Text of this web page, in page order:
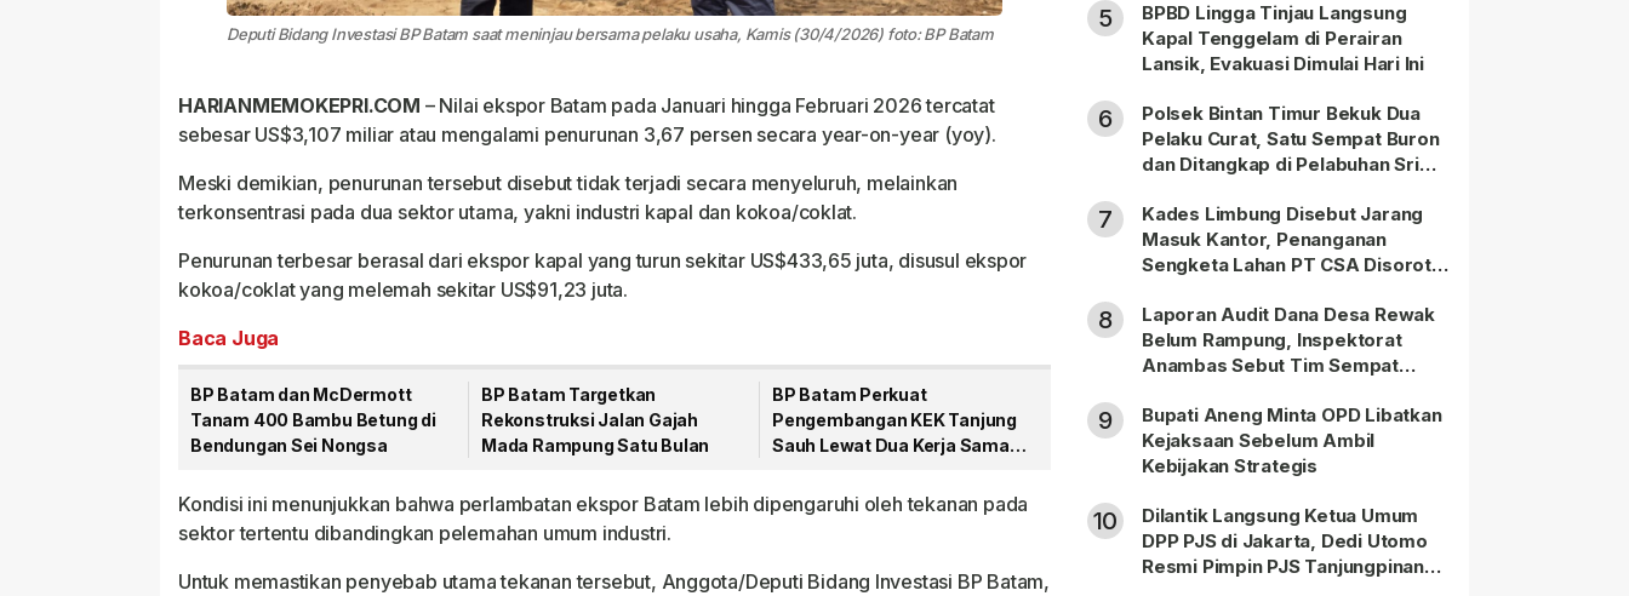
Deputi Bidang Investasi BP Batam saat meninjau bersama pelaku usaha, Kamis (30/4/2026) foto: BP Batam
HARIANMEMOKEPRI.COM – Nilai ekspor Batam pada Januari hingga Februari 2026 tercatat
sebesar US$3,107 miliar atau mengalami penurunan 3,67 persen secara year-on-year (yoy).
Meski demikian, penurunan tersebut disebut tidak terjadi secara menyeluruh, melainkan
terkonsentrasi pada dua sektor utama, yakni industri kapal dan kokoa/coklat.
Penurunan terbesar berasal dari ekspor kapal yang turun sekitar US$433,65 juta, disusul ekspor
kokoa/coklat yang melemah sekitar US$91,23 juta.
Baca Juga
BP Batam dan McDermott
Tanam 400 Bambu Betung di
Bendungan Sei Nongsa
BP Batam Targetkan
Rekonstruksi Jalan Gajah
Mada Rampung Satu Bulan
BP Batam Perkuat
Pengembangan KEK Tanjung
Sauh Lewat Dua Kerja Sama
Kondisi ini menunjukkan bahwa perlambatan ekspor Batam lebih dipengaruhi oleh tekanan pada
sektor tertentu dibandingkan pelemahan umum industri.
Untuk memastikan penyebab utama tekanan tersebut, Anggota/Deputi Bidang Investasi BP Batam,
5
BPBD Lingga Tinjau Langsung
Kapal Tenggelam di Perairan
Lansik, Evakuasi Dimulai Hari Ini
6
Polsek Bintan Timur Bekuk Dua
Pelaku Curat, Satu Sempat Buron
dan Ditangkap di Pelabuhan Sri
7
Kades Limbung Disebut Jarang
Masuk Kantor, Penanganan
Sengketa Lahan PT CSA Disorot
8
Laporan Audit Dana Desa Rewak
Belum Rampung, Inspektorat
Anambas Sebut Tim Sempat
9
Bupati Aneng Minta OPD Libatkan
Kejaksaan Sebelum Ambil
Kebijakan Strategis
10
Dilantik Langsung Ketua Umum
DPP PJS di Jakarta, Dedi Utomo
Resmi Pimpin PJS Tanjungpinang-